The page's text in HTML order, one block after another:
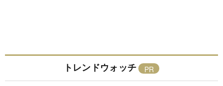
トレンドウォッチ